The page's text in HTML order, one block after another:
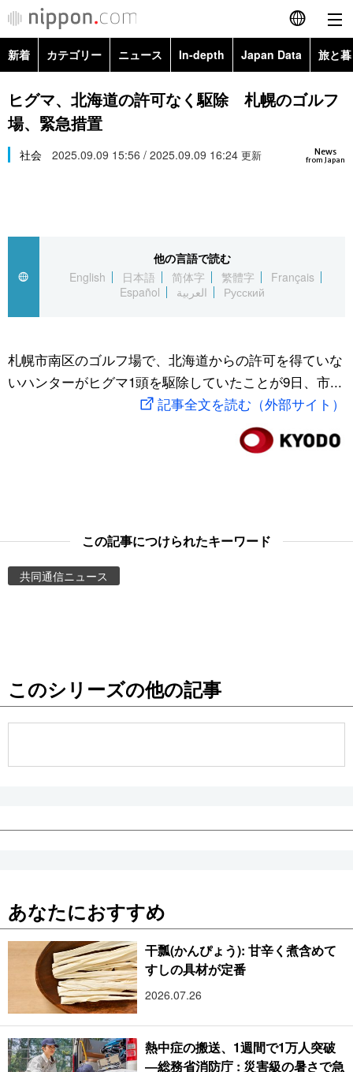
English
简体字
Русский
カテゴリー
経済・ビジネス
国際
文化
トップ
アーカイブ
In-depth
Japan Data
動画/Live
お知らせ
新着 カテゴリー ニュース In-depth Japan Data 旅と
政治・外交
経済・ビジネス
スポーツ・東京2020
Topics
ヒグマ、北海道の許可なく駆除 札幌のゴルフ
場、緊急措置
News
from Japan
社会 2025.09.09 15:56 / 2025.09.09 16:24 更新
他の言語で読む
English
日本語 简体字 繁體字
Français
Español
العربية Русский
札幌市南区のゴルフ場で、北海道からの許可を得ていな
いハンターがヒグマ1頭を駆除していたことが9日、市...
記事全文を読む（外部サイト）
この記事につけられたキーワード
共同通信ニュース
このシリーズの他の記事
あなたにおすすめ
干瓢(かんぴょう): 甘辛く煮含めて
すしの具材が定番
2026.07.26
熱中症の搬送、1週間で1万人突破
―総務省消防庁 : 災害級の暑さで急